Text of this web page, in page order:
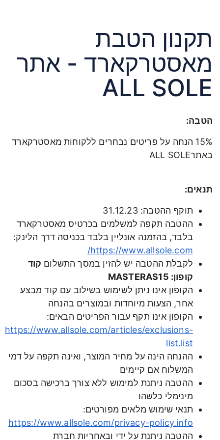
תקנון הטבת
מאסטרקארד - אתר
ALL SOLE
הטבה:
15% הנחה על פריטים נבחרים ללקוחות מאסטרקארד
באתרALL SOLE
תנאים:
תוקף ההטבה: 31.12.23
ההטבה תקפה למשלמים בכרטיס מאסטרקארד
בלבד, בהזמנה אונליין בלבד בכניסה דרך הלינק:
https://www.allsole.com/
לקבלת ההטבה יש להזין במסך התשלום קוד
קופון: MASTERAS15
הקופון אינו ניתן לשימוש בשילוב עם קוד מבצע
אחר, הצעות מיוחדות ובמוצרים בהנחה
הקופון אינו תקף עבור הפריטים הבאים:
https://www.allsole.com/articles/exclusions-
list.list
ההנחה הינה על מחיר המוצר, ואינה תקפה על דמי
המשלוח אם קיימים
ההטבה ניתנת למימוש ללא צורך ברכישה בסכום
מינימלי כלשהו
תנאי שימוש מלאים מפורטים:
https://www.allsole.com/privacy-policy.info
ההטבה ניתנת על ידי ובאחריות חברת